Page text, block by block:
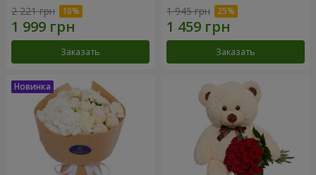
2 221 грн
Заказать
1 945 грн
Заказать